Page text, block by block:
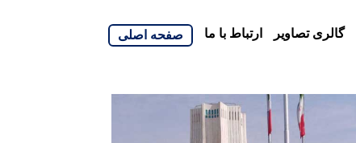
گالری تصاویر ارتباط با ما صفحه اصلی